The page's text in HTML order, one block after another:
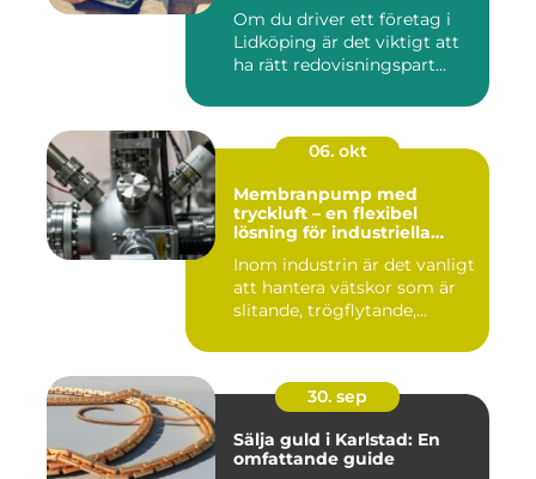
Lidköping
Om du driver ett företag i
Lidköping är det viktigt att
ha rätt redovisningspart...
06. okt
Membranpump med
tryckluft – en flexibel
lösning för industriella
Inom industrin är det vanligt
att hantera vätskor som är
slitande, trögflytande,...
30. sep
Sälja guld i Karlstad: En
omfattande guide